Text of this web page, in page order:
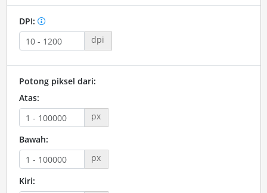
DPI:
dpi
Potong piksel dari:
Atas:
px
Bawah:
px
Kiri: